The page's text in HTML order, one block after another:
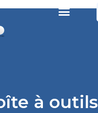
à outils